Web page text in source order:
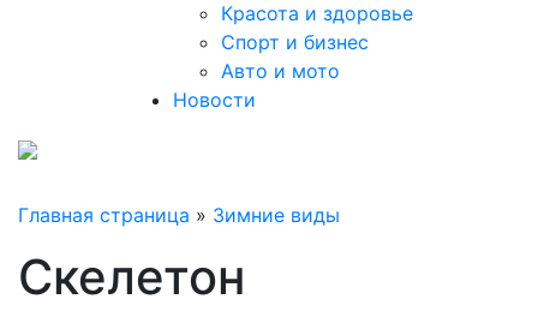
Красота и здоровье
Спорт и бизнес
Авто и мото
Новости
Главная страница » Зимние виды
Скелетон